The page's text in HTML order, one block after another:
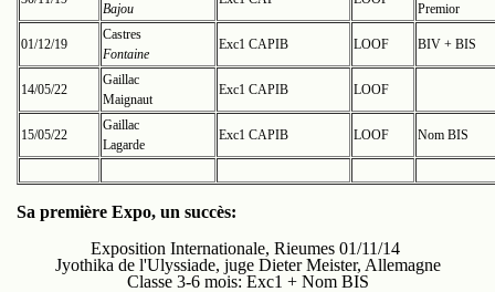
Bajou
Premior
01/12/19
Castres
Fontaine
Exc1 CAPIB LOOF BIV + BIS
14/05/22
Gaillac
Maignaut
Exc1 CAPIB LOOF
15/05/22
Gaillac
Lagarde
Exc1 CAPIB LOOF Nom BIS
Sa première Expo, un succès:
Exposition Internationale, Rieumes 01/11/14
Jyothika de l'Ulyssiade, juge Dieter Meister, Allemagne
Classe 3-6 mois: Exc1 + Nom BIS